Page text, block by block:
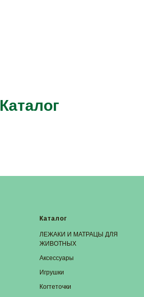
Каталог
Каталог
ЛЕЖАКИ И МАТРАЦЫ ДЛЯ
ЖИВОТНЫХ
Аксессуары
Игрушки
Когтеточки